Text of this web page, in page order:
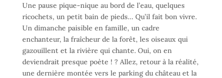
Une pause pique-nique au bord de l’eau, quelques
ricochets, un petit bain de pieds… Qu’il fait bon vivre.
Un dimanche paisible en famille, un cadre
enchanteur, la fraîcheur de la forêt, les oiseaux qui
gazouillent et la rivière qui chante. Oui, on en
deviendrait presque poète ! ? Allez, retour à la réalité,
une dernière montée vers le parking du château et la